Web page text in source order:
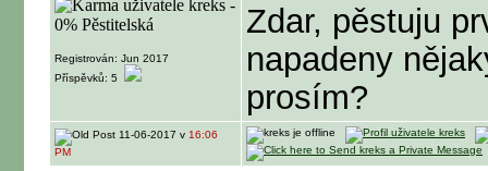
Registrován: Jun 2017
Příspěvků: 5
Zdar, pěstuju
napadeny
prosím?
11-06-2017 v 16:06
PM